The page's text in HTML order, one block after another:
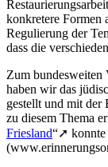
konkretere Formen
Regulierung der
dass die
Zum bundesweiten
haben wir das
gestellt und mit
zu diesem Thema
Friesland“➚ konnte